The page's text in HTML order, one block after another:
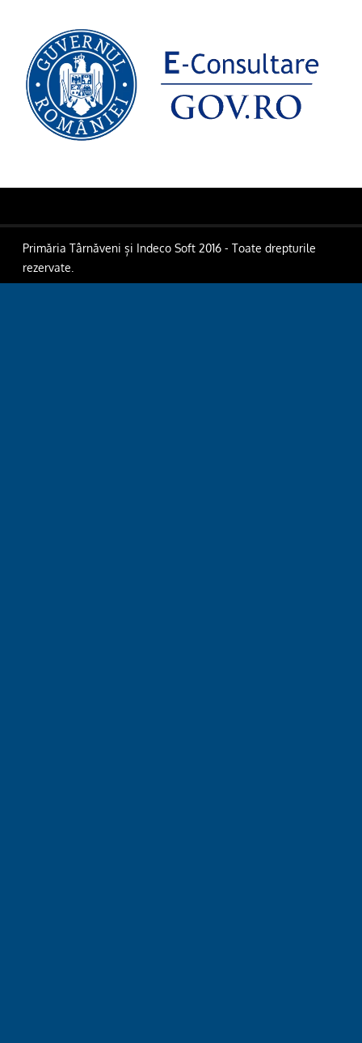
Primăria Târnăveni și Indeco Soft 2016 - Toate drepturile
rezervate.